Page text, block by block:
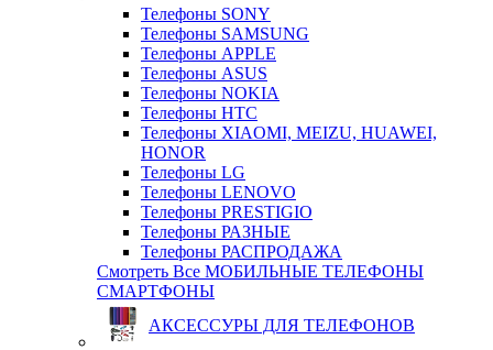
Телефоны SONY
Телефоны SAMSUNG
Телефоны APPLE
Телефоны ASUS
Телефоны NOKIA
Телефоны HTC
Телефоны XIAOMI, MEIZU, HUAWEI,
HONOR
Телефоны LG
Телефоны LENOVO
Телефоны PRESTIGIO
Телефоны РАЗНЫЕ
Телефоны РАСПРОДАЖА
Смотреть Все МОБИЛЬНЫЕ ТЕЛЕФОНЫ
СМАРТФОНЫ
АКСЕССУРЫ ДЛЯ ТЕЛЕФОНОВ